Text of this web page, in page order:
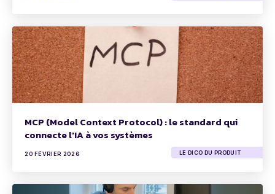
MCP (Model Context Protocol) : le standard qui
connecte l'IA à vos systèmes
20 FÉVRIER 2026 LE DICO DU PRODUIT